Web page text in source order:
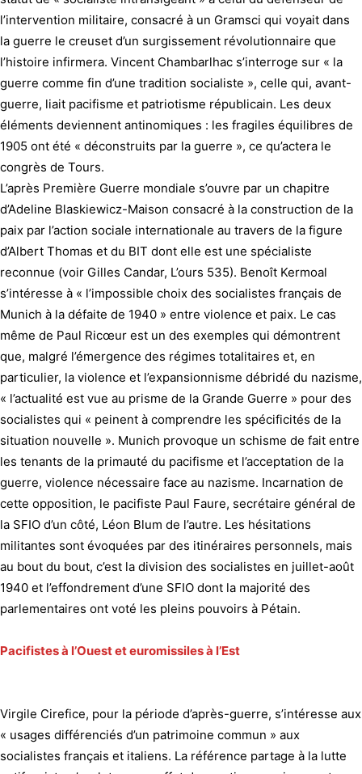
l’intervention militaire, consacré à un Gramsci qui voyait dans
la guerre le creuset d’un surgissement révolutionnaire que
l’histoire infirmera. Vincent Chambarlhac s’interroge sur « la
guerre comme fin d’une tradition socialiste », celle qui, avant-
guerre, liait pacifisme et patriotisme républicain. Les deux
éléments deviennent antinomiques : les fragiles équilibres de
1905 ont été « déconstruits par la guerre », ce qu’actera le
congrès de Tours.
L’après Première Guerre mondiale s’ouvre par un chapitre
d’Adeline Blaskiewicz-Maison consacré à la construction de la
paix par l’action sociale internationale au travers de la figure
d’Albert Thomas et du BIT dont elle est une spécialiste
reconnue (voir Gilles Candar, L’ours 535). Benoît Kermoal
s’intéresse à « l’impossible choix des socialistes français de
Munich à la défaite de 1940 » entre violence et paix. Le cas
même de Paul Ricœur est un des exemples qui démontrent
que, malgré l’émergence des régimes totalitaires et, en
particulier, la violence et l’expansionnisme débridé du nazisme,
« l’actualité est vue au prisme de la Grande Guerre » pour des
socialistes qui « peinent à comprendre les spécificités de la
situation nouvelle ». Munich provoque un schisme de fait entre
les tenants de la primauté du pacifisme et l’acceptation de la
guerre, violence nécessaire face au nazisme. Incarnation de
cette opposition, le pacifiste Paul Faure, secrétaire général de
la SFIO d’un côté, Léon Blum de l’autre. Les hésitations
militantes sont évoquées par des itinéraires personnels, mais
au bout du bout, c’est la division des socialistes en juillet-août
1940 et l’effondrement d’une SFIO dont la majorité des
parlementaires ont voté les pleins pouvoirs à Pétain.
Pacifistes à l’Ouest et euromissiles à l’Est
Virgile Cirefice, pour la période d’après-guerre, s’intéresse aux
« usages différenciés d’un patrimoine commun » aux
socialistes français et italiens. La référence partage à la lutte